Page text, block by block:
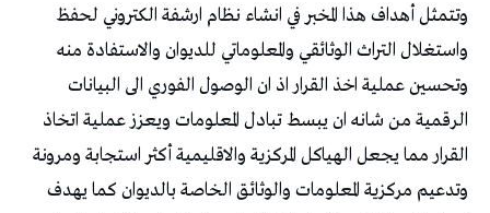
وتتمثل أهداف هذا المخبر في انشاء نظام ارشفة الكتروني لحفظ
واستغلال التراث الوثائقي والمعلوماتي للديوان والاستفادة منه
وتحسين عملية اخذ القرار اذ ان الوصول الفوري الى البيانات
الرقمية من شانه ان يبسط تبادل المعلومات ويعزز عملية اتخاذ
القرار مما يجعل الهياكل المركزية والاقليمية أكثر استجابة ومرونة
وتدعيم مركزية المعلومات والوثائق الخاصة بالديوان كما يهدف